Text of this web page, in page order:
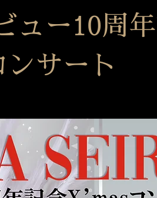
ュー10周
ンサート